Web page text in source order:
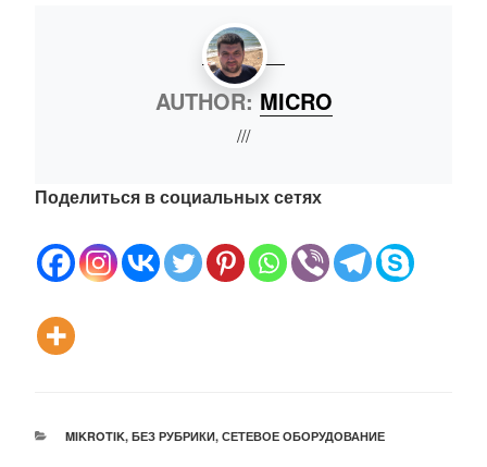
AUTHOR: MICRO
///
Поделиться в социальных сетях
РУБРИКИ
MIKROTIK, БЕЗ РУБРИКИ, СЕТЕВОЕ ОБОРУДОВАНИЕ